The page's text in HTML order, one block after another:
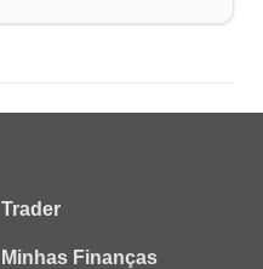
Trader
Minhas Finanças